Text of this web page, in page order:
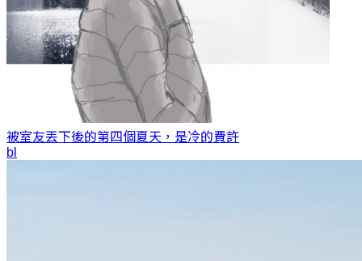
被室友丟下後的第四個夏天，是冷的費許
bl